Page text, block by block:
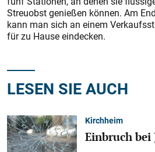
Streuobst genießen können. Am
kann man sich an einem
für zu Hause eindecken.
LESEN SIE AUCH
Kirchheim
Einbruch bei